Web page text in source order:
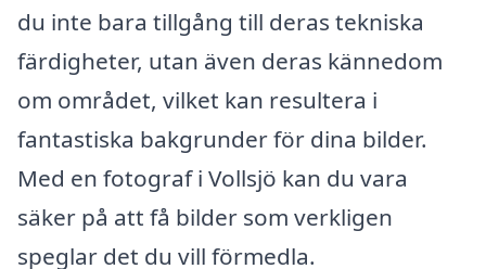
du inte bara tillgång till deras tekniska
färdigheter, utan även deras kännedom
om området, vilket kan resultera i
fantastiska bakgrunder för dina bilder.
Med en fotograf i Vollsjö kan du vara
säker på att få bilder som verkligen
speglar det du vill förmedla.